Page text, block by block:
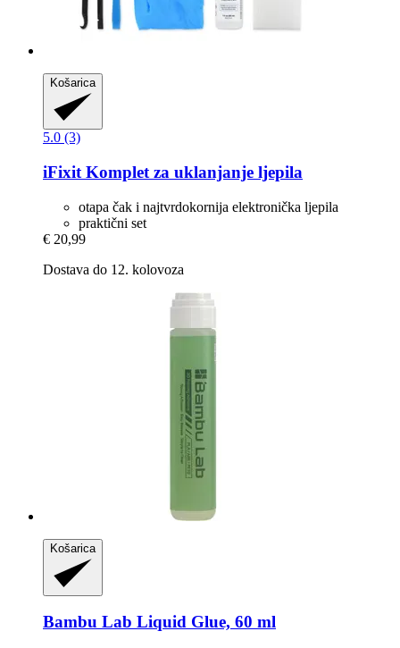
Košarica
5.0 (3)
iFixit Komplet za uklanjanje ljepila
otapa čak i najtvrdokornija elektronička ljepila
praktični set
€ 20,99
Dostava do 12. kolovoza
Košarica
Bambu Lab Liquid Glue, 60 ml